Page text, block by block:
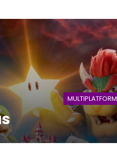
MULTIPLATFORM